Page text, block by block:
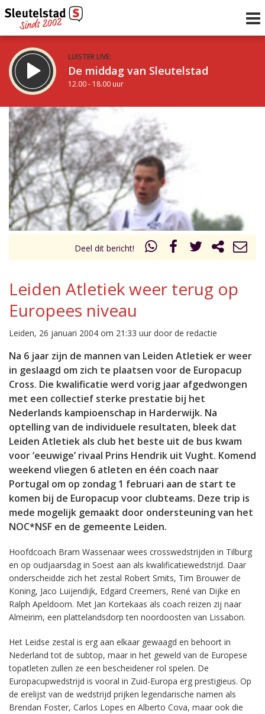
LUISTER LIVE:
De middag van Sleutelstad
12.00 - 18.00 uur
STRAKS:
De vrijdagavond met Keanu
18.00 - 19.00 uur
Vorig uur
uur 1 van 0
Inklappen
Deel dit bericht!
Leiden Atletiek weer terug op
Europees niveau
Leiden, 26 januari 2004 om 21:33 uur door de redactie
Na 6 jaar zijn de mannen van Leiden Atletiek er weer
in geslaagd om zich te plaatsen voor de Europacup
Cross. Die kwalificatie werd vorig jaar afgedwongen
met een collectief sterke prestatie bij het
Nederlands kampioenschap in Harderwijk. Na
optelling van de individuele resultaten, bleek dat
Leiden Atletiek als club het beste uit de bus kwam
voor ‘eeuwige’ rivaal Prins Hendrik uit Vught. Komend
weekend vliegen 6 atleten en één coach naar
Portugal om op zondag 1 februari aan de start te
komen bij de Europacup voor clubteams. Deze trip is
mede mogelijk gemaakt door ondersteuning van het
NOC*NSF en de gemeente Leiden.
Hoofdcoach Bram Wassenaar wees crosswedstrijden in Tilburg
en op oudjaarsdag in Soest aan als kwalificatiewedstrijd. Daar
onderscheidde zich het zestal Robert Smits, Tim Brouwer de
Koning, Jaco Luijendijk, Edgard Creemers, René van Dijke en
Ralph Apeldoorn. Met Jan Kortekaas als coach reizen zij naar
Almeirim, een plattelandsdorp ten noordoosten van Lissabon.
Het Leidse zestal is erg aan elkaar gewaagd en behoort in
Nederland tot de subtop, maar in het geweld van de Europese
topatleten zullen ze een bescheidener rol spelen. De
Europacupwedstrijd is vooral in Zuid-Europa erg prestigieus. Op
de erelijst van de wedstrijd prijken legendarische namen als
Brendan Foster, Carlos Lopes en Alberto Cova, maar ook die